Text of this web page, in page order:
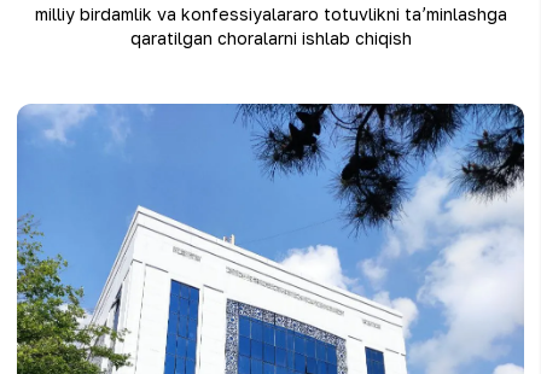
milliy birdamlik va konfessiyalararo totuvlikni taʼminlashga
qaratilgan choralarni ishlab chiqish